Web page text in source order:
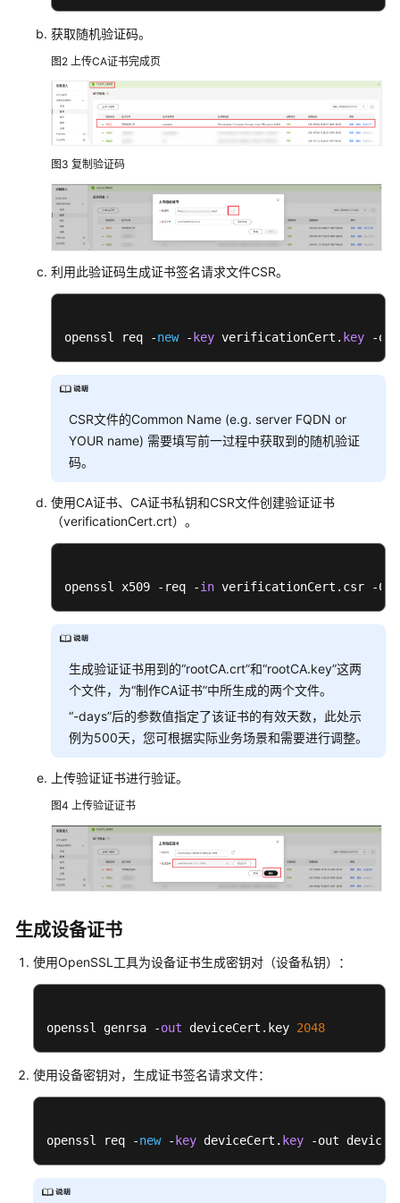
见
考
（SLA）
源
系
统
权
获取随机验证码。
图2 上传CA证书完成页
图3 复制验证码
利用此验证码生成证书签名请求文件CSR。
openssl req -new - key verificationCert. key -
CSR文件的Common Name (e.g. server FQDN or
YOUR name) 需要填写前一过程中获取到的随机验证
码。
使用CA证书、CA证书私钥和CSR文件创建验证证书
（verificationCert.crt）。
openssl x509 -req -in verificationCert.csr -CA
生成验证证书用到的“rootCA.crt”和“rootCA.key”这两
个文件，为“制作CA证书”中所生成的两个文件。
“-days”后的参数值指定了该证书的有效天数，此处示
例为500天，您可根据实际业务场景和需要进行调整。
上传验证证书进行验证。
图4 上传验证证书
生成设备证书
使用OpenSSL工具为设备证书生成密钥对（设备私钥）：
openssl genrsa -out deviceCert.key 2048
使用设备密钥对，生成证书签名请求文件：
openssl req -new - key deviceCert. key -out